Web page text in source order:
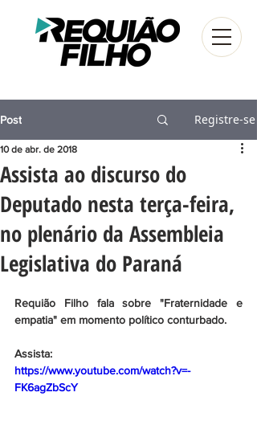
Post Registre-se
Assista ao discurso do
Deputado nesta terça-feira,
no plenário da Assembleia
Legislativa do Paraná
10 de abr. de 2018
Requião Filho fala sobre "Fraternidade e
empatia" em momento político conturbado.
Assista:
https://www.youtube.com/watch?v=-
FK6agZbScY